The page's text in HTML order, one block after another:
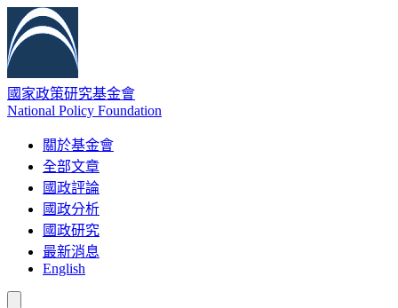
國家政策研究基金會
National Policy Foundation
關於基金會
全部文章
國政評論
國政分析
國政研究
最新消息
English